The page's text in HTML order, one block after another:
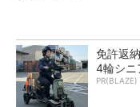
免許返
4輪シニ
PR(BLAZE)